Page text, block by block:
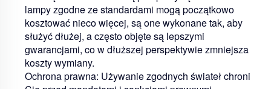
lampy zgodne ze standardami mogą początkowo
kosztować nieco więcej, są one wykonane tak, aby
służyć dłużej, a często objęte są lepszymi
gwarancjami, co w dłuższej perspektywie zmniejsza
koszty wymiany.
Ochrona prawna: Używanie zgodnych świateł chroni